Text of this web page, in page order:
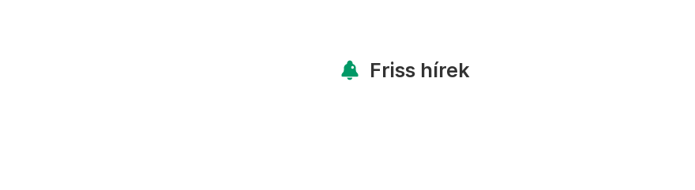
Friss hírek